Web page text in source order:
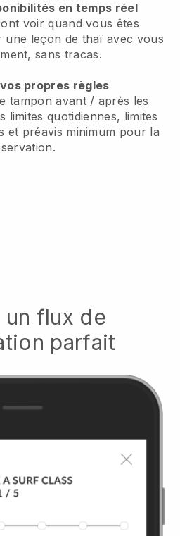
en temps réel
voir quand vous êtes
une leçon de thaï avec vous
sans tracas.
propres règles
tampon avant / après les
limites quotidiennes, limites
et préavis minimum pour la
un flux de
parfait